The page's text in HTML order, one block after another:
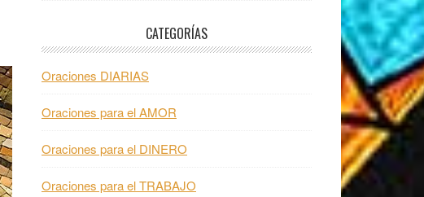
CATEGORÍAS
Oraciones DIARIAS
Oraciones para el AMOR
Oraciones para el DINERO
Oraciones para el TRABAJO